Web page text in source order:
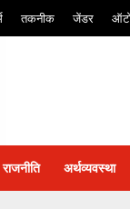
तकनीक जेंडर
राजनीति अर्थव्यवस्था